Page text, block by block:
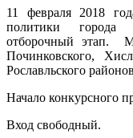
11 февраля 2018
политики города
отборочный этап.
Починковского,
Рославльского
Начало конкурсного
Вход свободный.